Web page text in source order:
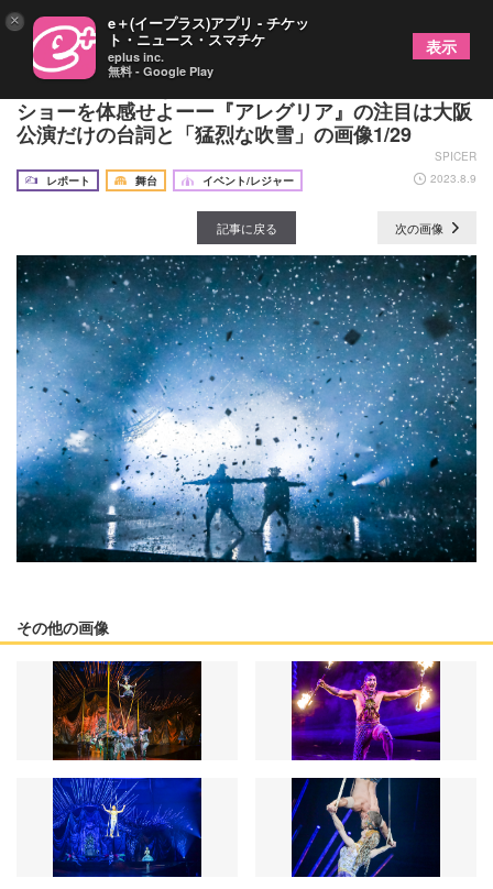
人間業とは思えないシルク・ドゥ・ソレイユ圧巻の
ショーを体感せよーー『アレグリア』の注目は大阪
公演だけの台詞と「猛烈な吹雪」の画像1/29
SPICER
レポート
舞台 イベント/レジャー 2023.8.9
記事に戻る 次の画像
その他の画像
× e＋(イープラス)アプリ - チケッ
ト・ニュース・スマチケ
eplus inc.
無料 - Google Play
表示